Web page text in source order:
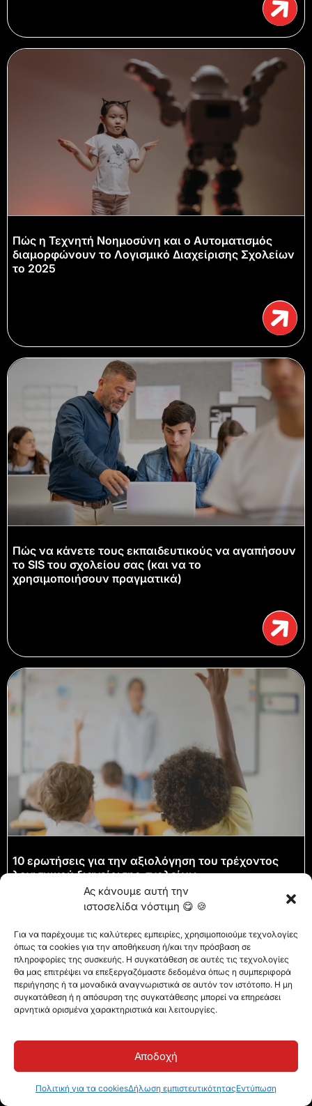
Ας κάνουμε αυτή την
ιστοσελίδα νόστιμη 😋 🍪
Για να παρέχουμε τις καλύτερες εμπειρίες, χρησιμοποιούμε τεχνολογίες
όπως τα cookies για την αποθήκευση ή/και την πρόσβαση σε
πληροφορίες της συσκευής. Η συγκατάθεση σε αυτές τις τεχνολογίες
θα μας επιτρέψει να επεξεργαζόμαστε δεδομένα όπως η συμπεριφορά
περιήγησης ή τα μοναδικά αναγνωριστικά σε αυτόν τον ιστότοπο. Η μη
συγκατάθεση ή η απόσυρση της συγκατάθεσης μπορεί να επηρεάσει
αρνητικά ορισμένα χαρακτηριστικά και λειτουργίες.
Αποδοχή
Πολιτική για τα cookiesΔήλωση εμπιστευτικότηταςΕντύπωση
Πώς η Τεχνητή Νοημοσύνη και ο Αυτοματισμός
διαμορφώνουν το Λογισμικό Διαχείρισης Σχολείων
το 2025
Πώς να κάνετε τους εκπαιδευτικούς να αγαπήσουν
το SIS του σχολείου σας (και να το
χρησιμοποιήσουν πραγματικά)
10 ερωτήσεις για την αξιολόγηση του τρέχοντος
λογισμικού διαχείρισης σχολείων
ΠΕΡΙΣΣΟΤΕΡΟ ΥΛΙΚΟ